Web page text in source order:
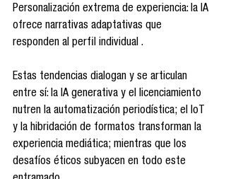
Personalización extrema de experiencia: la IA
ofrece narrativas adaptativas que
responden al perfil individual .
Estas tendencias dialogan y se articulan
entre sí: la IA generativa y el licenciamiento
nutren la automatización periodística; el IoT
y la hibridación de formatos transforman la
experiencia mediática; mientras que los
desafíos éticos subyacen en todo este